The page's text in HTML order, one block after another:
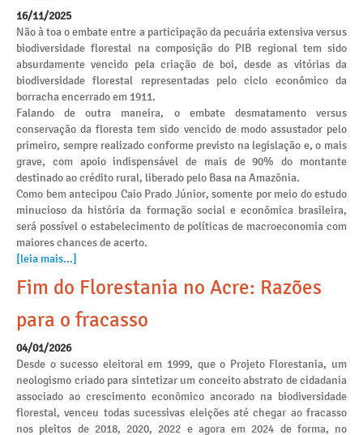
16/11/2025
Não à toa o embate entre a participação da pecuária extensiva versus
biodiversidade florestal na composição do PIB regional tem sido
absurdamente vencido pela criação de boi, desde as vitórias da
biodiversidade florestal representadas pelo ciclo econômico da
borracha encerrado em 1911.
Falando de outra maneira, o embate desmatamento versus
conservação da floresta tem sido vencido de modo assustador pelo
primeiro, sempre realizado conforme previsto na legislação e, o mais
grave, com apoio indispensável de mais de 90% do montante
destinado ao crédito rural, liberado pelo Basa na Amazônia.
Como bem antecipou Caio Prado Júnior, somente por meio do estudo
minucioso da história da formação social e econômica brasileira,
será possível o estabelecimento de políticas de macroeconomia com
maiores chances de acerto.
[leia mais...]
Fim do Florestania no Acre: Razões
para o fracasso
04/01/2026
Desde o sucesso eleitoral em 1999, que o Projeto Florestania, um
neologismo criado para sintetizar um conceito abstrato de cidadania
associado ao crescimento econômico ancorado na biodiversidade
florestal, venceu todas sucessivas eleições até chegar ao fracasso
nos pleitos de 2018, 2020, 2022 e agora em 2024 de forma, no